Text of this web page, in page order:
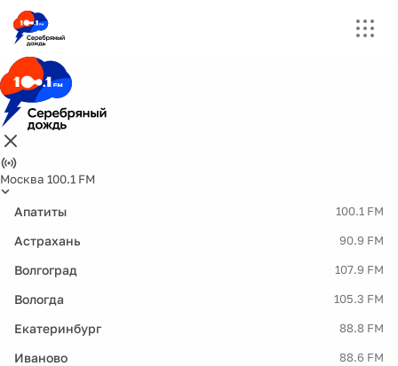
Москва 100.1 FM
Апатиты 100.1 FM
Астрахань 90.9 FM
Волгоград 107.9 FM
Вологда 105.3 FM
Екатеринбург 88.8 FM
Иваново 88.6 FM